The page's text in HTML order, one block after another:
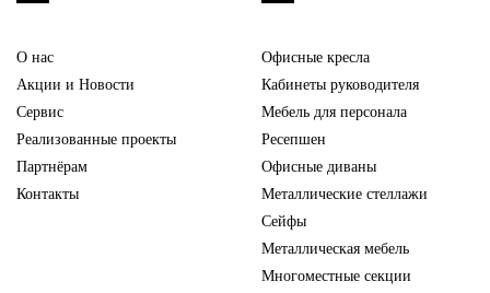
О нас
Акции и Новости
Сервис
Реализованные проекты
Партнёрам
Контакты
Офисные кресла
Кабинеты руководителя
Мебель для персонала
Ресепшен
Офисные диваны
Металлические стеллажи
Сейфы
Металлическая мебель
Многоместные секции